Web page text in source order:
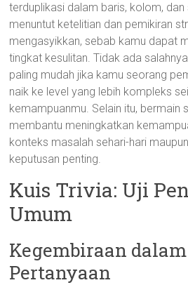
terduplikasi dalam baris, kolom,
menuntut ketelitian dan pemikiran
mengasyikkan, sebab kamu dapat
tingkat kesulitan. Tidak ada
paling mudah jika kamu seorang
naik ke level yang lebih kompleks
kemampuanmu. Selain itu, bermain
membantu meningkatkan
konteks masalah sehari-hari
keputusan penting.
Kuis Trivia: Uji
Umum
Kegembiraan
Pertanyaan